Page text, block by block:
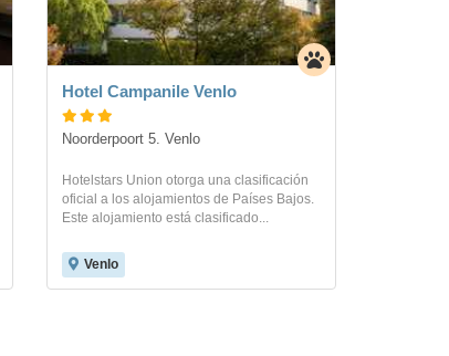
Hotel Campanile Venlo
Noorderpoort 5. Venlo
Hotelstars Union otorga una clasificación
oficial a los alojamientos de Países Bajos.
Este alojamiento está clasificado...
Venlo